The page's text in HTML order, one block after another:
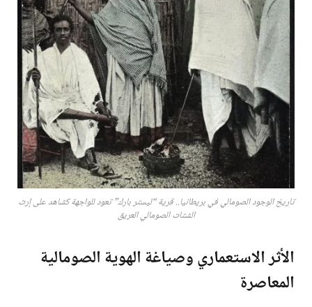
تاريخ الوجود الصومالي في بريطانيا.. قرية “ليستر بارك” تعود للواجهة كشاهد على إرث
الشتات الصومالي العريق
الأثر الاستعماري وصياغة الهوية الصومالية
المعاصرة